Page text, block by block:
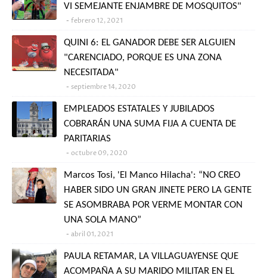
VI SEMEJANTE ENJAMBRE DE MOSQUITOS"
febrero 12, 2021
QUINI 6: EL GANADOR DEBE SER ALGUIEN
"CARENCIADO, PORQUE ES UNA ZONA
NECESITADA"
septiembre 14, 2020
EMPLEADOS ESTATALES Y JUBILADOS
COBRARÁN UNA SUMA FIJA A CUENTA DE
PARITARIAS
octubre 09, 2020
Marcos Tosi, 'El Manco Hilacha': “NO CREO
HABER SIDO UN GRAN JINETE PERO LA GENTE
SE ASOMBRABA POR VERME MONTAR CON
UNA SOLA MANO”
abril 01, 2021
PAULA RETAMAR, LA VILLAGUAYENSE QUE
ACOMPAÑA A SU MARIDO MILITAR EN EL